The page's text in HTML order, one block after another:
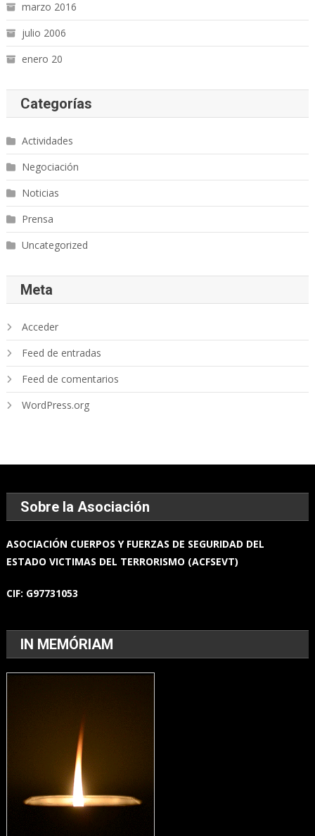
marzo 2016
julio 2006
enero 20
Categorías
Actividades
Negociación
Noticias
Prensa
Uncategorized
Meta
Acceder
Feed de entradas
Feed de comentarios
WordPress.org
Sobre la Asociación
ASOCIACIÓN CUERPOS Y FUERZAS DE SEGURIDAD DEL
ESTADOVICTIMAS DEL TERRORISMO (ACFSEVT)
CIF: G97731053
IN MEMÓRIAM